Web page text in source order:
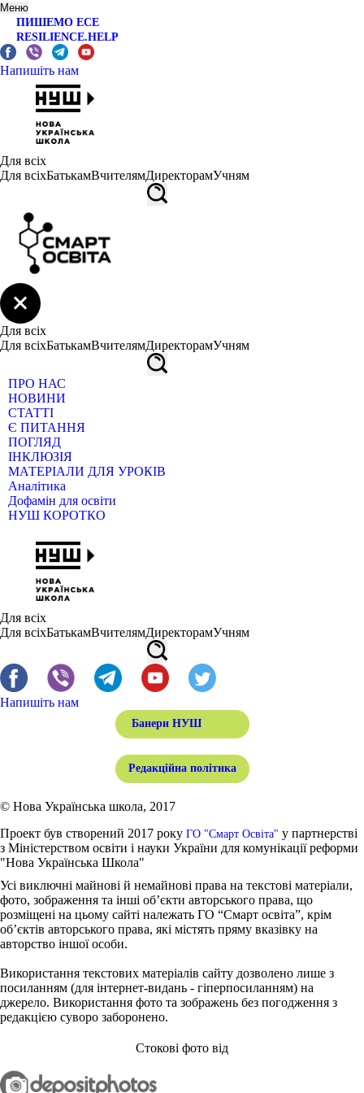
Меню
ПИШЕМО ЕСЕ
RESILIENCE.HELP
Напишіть нам
Для всіх
Для всіхБатькамВчителямДиректорамУчням
Для всіх
Для всіхБатькамВчителямДиректорамУчням
ПРО НАС
НОВИНИ
СТАТТІ
Є ПИТАННЯ
ПОГЛЯД
ІНКЛЮЗІЯ
МАТЕРІАЛИ ДЛЯ УРОКІВ
Аналітика
Дофамін для освіти
НУШ КОРОТКО
Для всіх
Для всіхБатькамВчителямДиректорамУчням
Напишіть нам
Банери НУШ
Редакційна політика
© Нова Українська школа, 2017
Проект був створений 2017 року ГО "Смарт Освіта" у партнерстві
з Міністерством освіти і науки України для комунікації реформи
"Нова Українська Школа"
Усі виключні майнові й немайнові права на текстові матеріали,
фото, зображення та інші об’єкти авторського права, що
розміщені на цьому сайті належать ГО “Смарт освіта”, крім
об’єктів авторського права, які містять пряму вказівку на
авторство іншої особи.
Використання текстових матеріалів сайту дозволено лише з
посиланням (для інтернет-видань - гіперпосиланням) на
джерело. Використання фото та зображень без погодження з
редакцією суворо заборонено.
Стокові фото від